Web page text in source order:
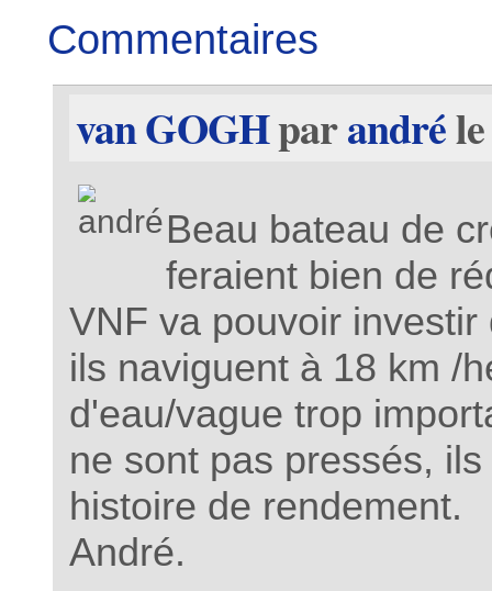
Commentaires
van GOGHparandré
Beau bateau de
feraient bien de
VNF va pouvoir
ils naviguent à 18 km /
d'eau/vague trop
ne sont pas pressés,
histoire de rendement.
André.